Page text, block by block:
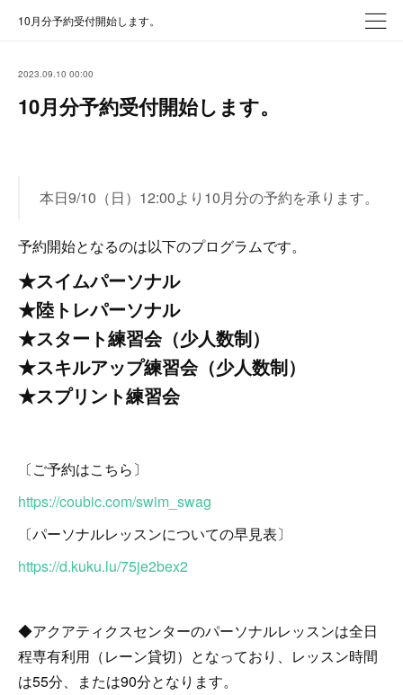
10月分予約受付開始します。
2023.09.10 00:00
10月分予約受付開始します。
本日9/10（日）12:00より10月分の予約を承ります。
予約開始となるのは以下のプログラムです。
★スイムパーソナル
★陸トレパーソナル
★スタート練習会（少人数制）
★スキルアップ練習会（少人数制）
★スプリント練習会
〔ご予約はこちら〕
https://coubic.com/swim_swag
〔パーソナルレッスンについての早見表〕
https://d.kuku.lu/75je2bex2
◆アクアティクスセンターのパーソナルレッスンは全日
程専有利用（レーン貸切）となっており、レッスン時間
は55分、または90分となります。